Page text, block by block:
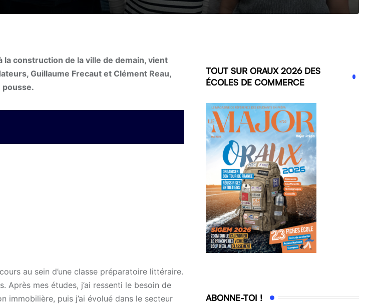
construction de la ville de demain, vient
Guillaume Frecaut et Clément Reau,
pousse.
au sein d’une classe préparatoire littéraire.
Après mes études, j’ai ressenti le besoin de
immobilière, puis j’ai évolué dans le secteur
TOUT SUR ORAUX 2026 DES
ÉCOLES DE COMMERCE
ABONNE-TOI !